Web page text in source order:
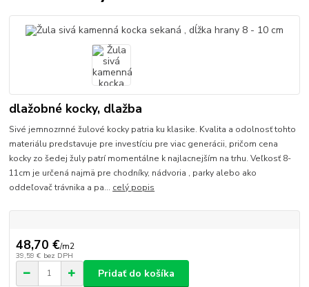
dlažobné kocky, dlažba
Sivé jemnozrnné žulové kocky patria ku klasike. Kvalita a odolnosť tohto
materiálu predstavuje pre investíciu pre viac generácii, pričom cena
kocky zo šedej žuly patrí momentálne k najlacnejším na trhu. Veľkosť 8-
11cm je určená najmä pre chodníky, nádvoria , parky alebo ako
oddeľovač trávnika a pa... celý popis
48,70 €/m2
39,59 € bez DPH
Pridať do košíka